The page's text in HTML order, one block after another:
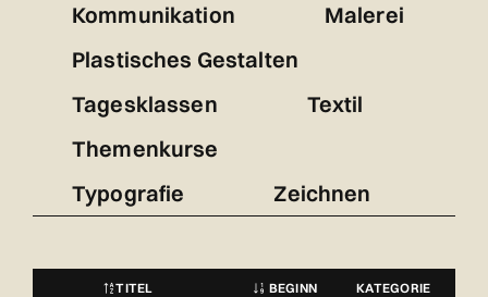
Kommunikation
Malerei
Plastisches Gestalten
Tagesklassen
Textil
Themenkurse
Typografie
Zeichnen
TITEL BEGINN KATEGORIE